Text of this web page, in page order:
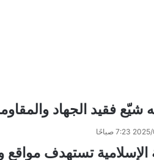
شيّع فقيد الجهاد
الإسلامية تستهدف